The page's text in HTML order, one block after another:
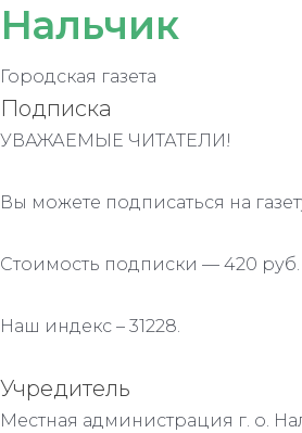
Нальчик
Городская газета
Подписка
УВАЖАЕМЫЕ ЧИТАТЕЛИ!
Вы можете подписаться на
Стоимость подписки — 420 руб.
Наш индекс – 31228.
Учредитель
Местная администрация г. о.